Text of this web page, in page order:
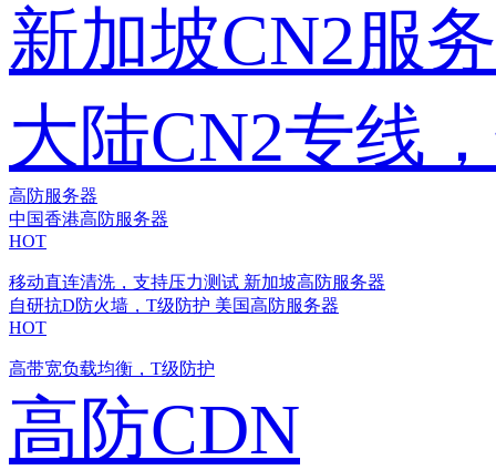
新加坡CN2服
大陆CN2专线
高防服务器
中国香港高防服务器
HOT
移动直连清洗，支持压力测试 新加坡高防服务器
自研抗D防火墙，T级防护 美国高防服务器
HOT
高带宽负载均衡，T级防护
高防CDN